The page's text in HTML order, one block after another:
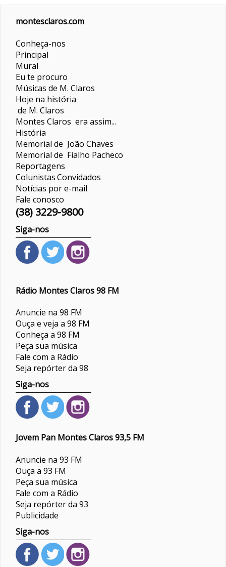
montesclaros.com
Conheça-nos
Principal
Mural
Eu te procuro
Músicas de M. Claros
Hoje na história
de M. Claros
Montes Claros era assim...
História
Memorial de João Chaves
Memorial de Fialho Pacheco
Reportagens
ColunistasConvidados
Notícias por e-mail
Fale conosco
(38) 3229-9800
Siga-nos
Rádio Montes Claros 98 FM
Anuncie na 98 FM
Ouça e veja a 98 FM
Conheça a 98 FM
Peça sua música
Fale com a Rádio
Seja repórter da 98
Siga-nos
Jovem Pan Montes Claros 93,5 FM
Anuncie na 93 FM
Ouça a 93 FM
Peça sua música
Fale com a Rádio
Seja repórter da 93
Publicidade
Siga-nos